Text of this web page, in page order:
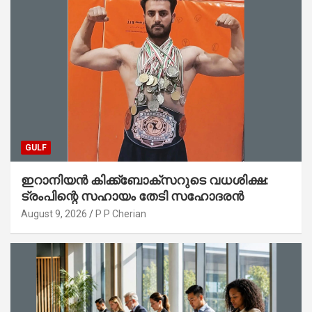
GULF
ഇറാനിയൻ കിക്ക്ബോക്സറുടെ വധശിക്ഷ:
ട്രംപിന്റെ സഹായം തേടി സഹോദരൻ
August 9, 2026 P P Cherian